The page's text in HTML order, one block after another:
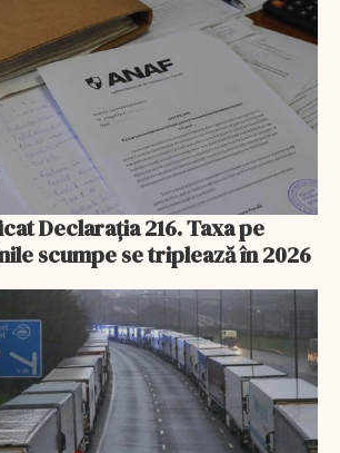
Declarația 216. Taxa pe
scumpe se triplează în 2026